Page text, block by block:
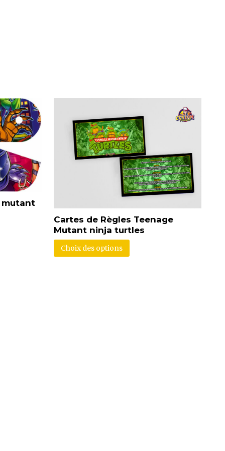
mutant
Cartes de Règles Teenage
Mutant ninja turtles
Choix des options